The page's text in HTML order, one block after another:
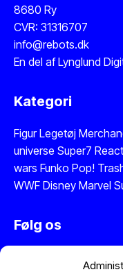
8680 Ry
CVR: 31316707
info@rebots.dk
En del afLynglund
Kategori
Figur Legetøj
universe Super7
wars Funko Pop!
WWF Disney Marvel
Følg os